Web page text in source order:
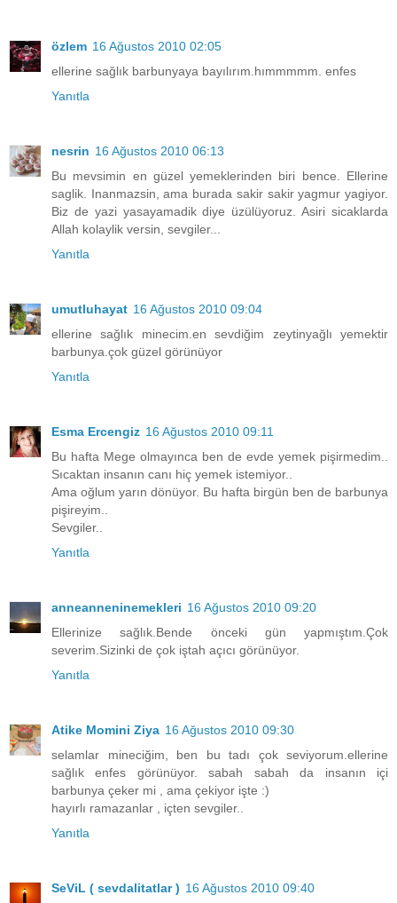
özlem 16 Ağustos 2010 02:05
ellerine sağlık barbunyaya bayılırım.hımmmmm. enfes
Yanıtla
nesrin 16 Ağustos 2010 06:13
Bu mevsimin en güzel yemeklerinden biri bence. Ellerine
saglik. Inanmazsin, ama burada sakir sakir yagmur yagiyor.
Biz de yazi yasayamadik diye üzülüyoruz. Asiri sicaklarda
Allah kolaylik versin, sevgiler...
Yanıtla
umutluhayat 16 Ağustos 2010 09:04
ellerine sağlık minecim.en sevdiğim zeytinyağlı yemektir
barbunya.çok güzel görünüyor
Yanıtla
Esma Ercengiz 16 Ağustos 2010 09:11
Bu hafta Mege olmayınca ben de evde yemek pişirmedim..
Sıcaktan insanın canı hiç yemek istemiyor..
Ama oğlum yarın dönüyor. Bu hafta birgün ben de barbunya
pişireyim..
Sevgiler..
Yanıtla
anneanneninemekleri 16 Ağustos 2010 09:20
Ellerinize sağlık.Bende önceki gün yapmıştım.Çok
severim.Sizinki de çok iştah açıcı görünüyor.
Yanıtla
Atike Momini Ziya 16 Ağustos 2010 09:30
selamlar mineciğim, ben bu tadı çok seviyorum.ellerine
sağlık enfes görünüyor. sabah sabah da insanın içi
barbunya çeker mi , ama çekiyor işte :)
hayırlı ramazanlar , içten sevgiler..
Yanıtla
SeViL ( sevdalitatlar ) 16 Ağustos 2010 09:40